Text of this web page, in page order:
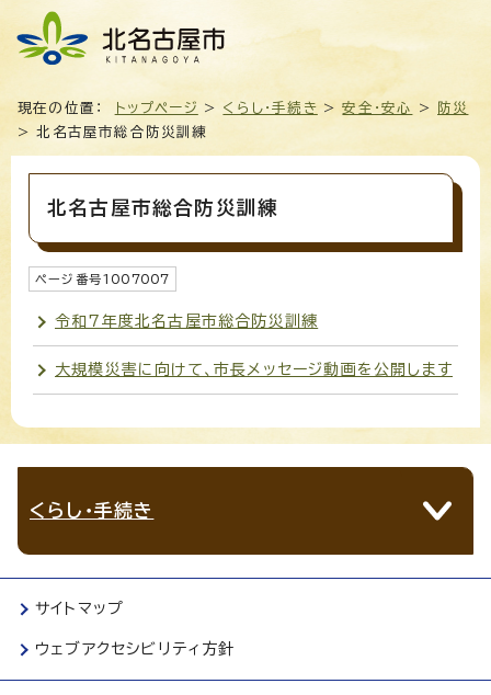
現在の位置： トップページ > くらし・手続き >安全・安心 >
防災
> 北名古屋市総合防災訓練
北名古屋市総合防災訓練
ページ番号1007007
令和7年度北名古屋市総合防災訓練
大規模災害に向けて、市長メッセージ動画を公開します
くらし・手続き
サイトマップ
ウェブアクセシビリティ方針